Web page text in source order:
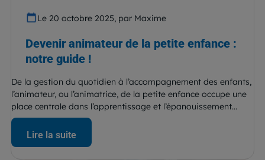
Le 20 octobre 2025, par Maxime
Devenir animateur de la petite enfance :
notre guide !
De la gestion du quotidien à l’accompagnement des enfants,
l’animateur, ou l’animatrice, de la petite enfance occupe une
place centrale dans l’apprentissage et l’épanouissement...
Lire la suite